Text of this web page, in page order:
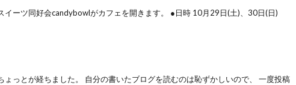
イーツ同好会candybowlがカフェを開きます。 ●日時 10月29日(土)、30日(日)
ょっとが経ちました。 自分の書いたブログを読むのは恥ずかしいので、 一度投稿